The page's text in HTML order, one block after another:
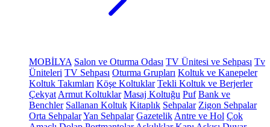
MOBİLYA Salon ve Oturma Odası TV Ünitesi ve Sehpası Tv
Üniteleri TV Sehpası Oturma Grupları Koltuk ve Kanepeler
Koltuk Takımları Köşe Koltuklar Tekli Koltuk ve Berjerler
Çekyat Armut Koltuklar Masaj Koltuğu Puf Bank ve
Benchler Sallanan Koltuk Kitaplık Sehpalar Zigon Sehpalar
Orta SehpalarYan Sehpalar Gazetelik Antre ve Hol Çok